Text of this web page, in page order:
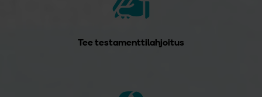
Tee testamenttilahjoitus